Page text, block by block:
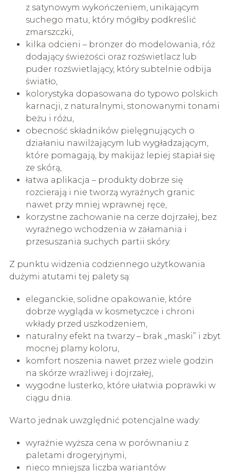
z satynowym wykończeniem, unikającym
suchego matu, który mógłby podkreślić
zmarszczki,
kilka odcieni – bronzer do modelowania, róż
dodający świeżości oraz rozświetlacz lub
puder rozświetlający, który subtelnie odbija
światło,
kolorystyka dopasowana do typowo polskich
karnacji, z naturalnymi, stonowanymi tonami
beżu i różu,
obecność składników pielęgnujących o
działaniu nawilżającym lub wygładzającym,
które pomagają, by makijaż lepiej stapiał się
ze skórą,
łatwa aplikacja – produkty dobrze się
rozcierają i nie tworzą wyraźnych granic
nawet przy mniej wprawnej ręce,
korzystne zachowanie na cerze dojrzałej, bez
wyraźnego wchodzenia w załamania i
przesuszania suchych partii skóry.
Z punktu widzenia codziennego użytkowania
dużymi atutami tej palety są:
eleganckie, solidne opakowanie, które
dobrze wygląda w kosmetyczce i chroni
wkłady przed uszkodzeniem,
naturalny efekt na twarzy – brak „maski” i zbyt
mocnej plamy koloru,
komfort noszenia nawet przez wiele godzin
na skórze wrażliwej i dojrzałej,
wygodne lusterko, które ułatwia poprawki w
ciągu dnia.
Warto jednak uwzględnić potencjalne wady:
wyraźnie wyższa cena w porównaniu z
paletami drogeryjnymi,
nieco mniejsza liczba wariantów